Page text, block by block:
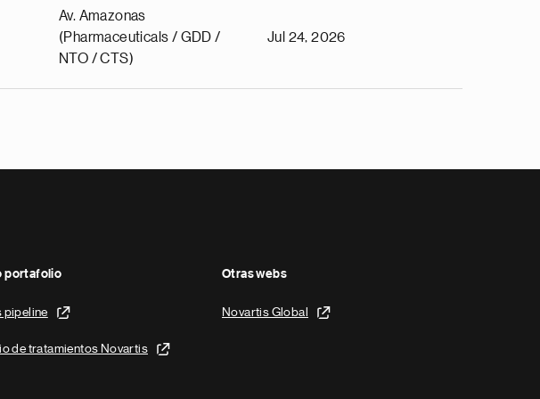
Av. Amazonas
(Pharmaceuticals / GDD /
NTO / CTS)
Jul 24, 2026
portafolio
pipeline
de tratamientos Novartis
Otras webs
Novartis Global